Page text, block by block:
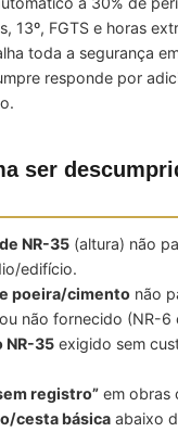
13º, FGTS e horas
toda a segurança
responde por
ser
NR-35 (altura) não
edifício.
poeira/cimento não
ou não fornecido (NR-6
NR-35 exigido sem
registro” em obras
cesta básica abaixo